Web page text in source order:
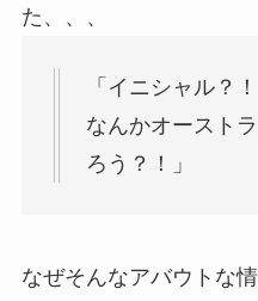
た、、、
「イニシャル？
なんかオースト
ろう？！」
なぜそんなアバウトな